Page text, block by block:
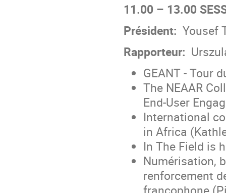
11.00 – 13.00
Président: Yousef
Rapporteur:
GEANT - Tour
The NEAAR
End-User
International
in Africa
In The Field is
Numérisation,
renforcement